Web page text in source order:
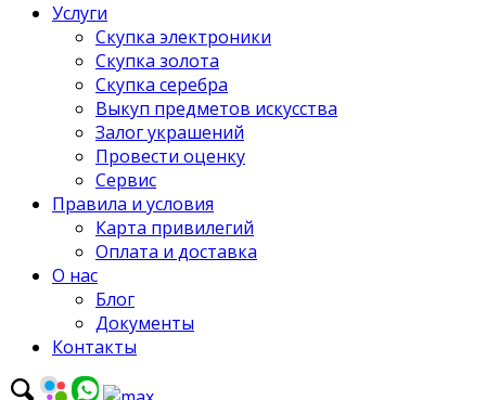
Услуги
Скупка электроники
Скупка золота
Скупка серебра
Выкуп предметов искусства
Залог украшений
Провести оценку
Сервис
Правила и условия
Карта привилегий
Оплата и доставка
О нас
Блог
Документы
Контакты